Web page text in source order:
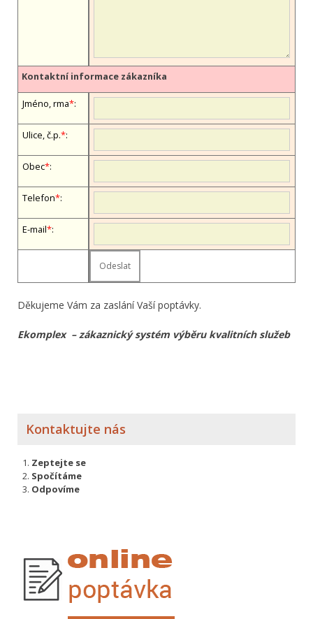
Kontaktní informace zákazníka
Jméno, firma*:
Ulice, č.p.*:
Obec*:
Telefon*:
E-mail*:
Děkujeme Vám za zaslání Vaší poptávky.
Ekomplex – zákaznický systém výběru kvalitních služeb
Kontaktujte nás
Zeptejte se
Spočítáme
Odpovíme